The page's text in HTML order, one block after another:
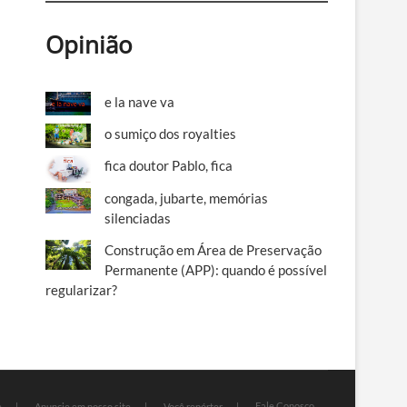
Opinião
e la nave va
o sumiço dos royalties
fica doutor Pablo, fica
congada, jubarte, memórias
silenciadas
Construção em Área de Preservação
Permanente (APP): quando é possível
regularizar?